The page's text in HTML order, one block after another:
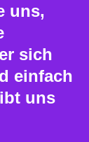
uns,
sich
einfach
uns